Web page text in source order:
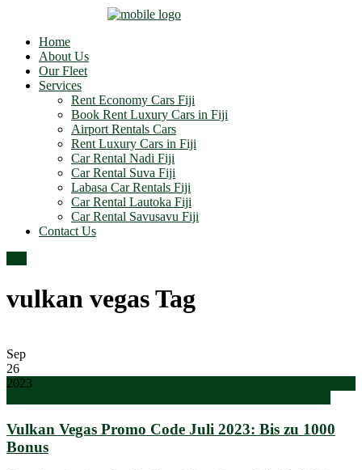
Home
About Us
Our Fleet
Services
Rent Economy Cars Fiji
Book Rent Luxury Cars in Fiji
Airport Rentals Cars
Rent Luxury Cars in Fiji
Car Rental Nadi Fiji
Car Rental Suva Fiji
Labasa Car Rentals Fiji
Car Rental Lautoka Fiji
Car Rental Savusavu Fiji
Contact Us
vulkan vegas Tag
Sep
26
2023
Vulkan Vegas Promo Code Juli 2023: Bis zu 1000
Bonus